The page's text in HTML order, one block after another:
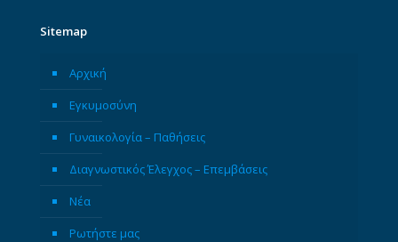
Sitemap
Αρχική
Εγκυμοσύνη
Γυναικολογία – Παθήσεις
Διαγνωστικός Έλεγχος – Επεμβάσεις
Νέα
Ρωτήστε μας